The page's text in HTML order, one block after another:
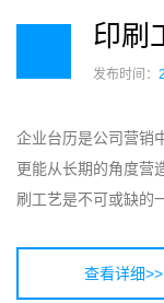
发布时间：
企业台历是公司营销
更能从长期的角度营
刷工艺是不可或缺的
查看详细>>